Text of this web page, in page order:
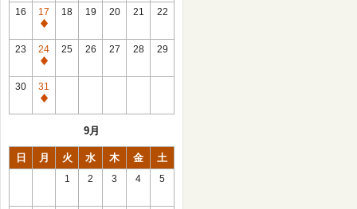
館
日
16
17
休
館
日
18 19 20 21 22
23
24
休
館
日
25 26 27 28 29
30
31
休
9月
日 月 火 水 木 金 土
1 2 3 4 5